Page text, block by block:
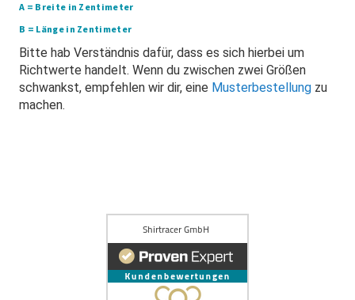
A = Breite in Zentimeter
B = Länge in Zentimeter
Bitte hab Verständnis dafür, dass es sich hierbei um
Richtwerte handelt. Wenn du zwischen zwei Größen
schwankst, empfehlen wir dir, eine Musterbestellung zu
machen.